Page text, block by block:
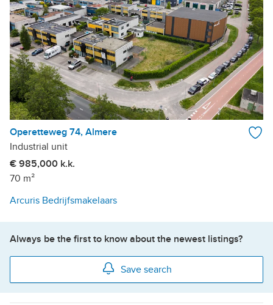
Operetteweg 74, Almere
Industrial unit
€ 985,000 k.k.
70 m²
Arcuris Bedrijfsmakelaars
Always be the first to know about the newest listings?
Save search